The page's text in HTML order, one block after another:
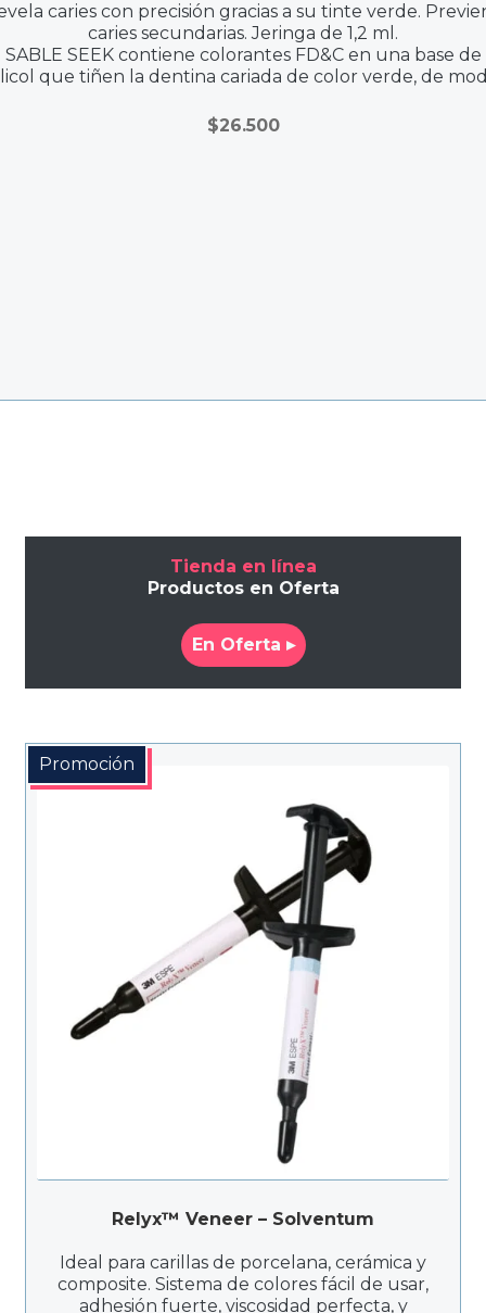
caries con precisión gracias a su tinte verde.
caries secundarias. Jeringa de 1,2 ml.
SABLE SEEK contiene colorantes FD&C en una base de
que tiñen la dentina cariada de color verde, de
incluso en preparaciones de más
$26.500
Tienda en línea
Productos en Oferta
En Oferta ▸
Promoción
Relyx™ Veneer – Solventum
Ideal para carillas de porcelana, cerámica y
composite. Sistema de colores fácil de usar,
adhesión fuerte, viscosidad perfecta, y